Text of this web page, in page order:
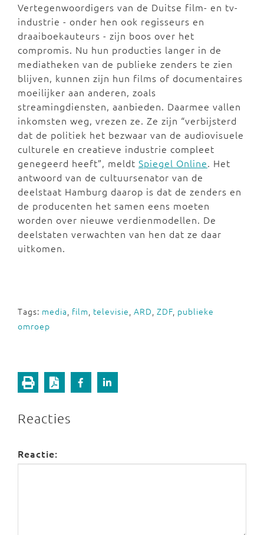
Vertegenwoordigers van de Duitse film- en tv-
industrie - onder hen ook regisseurs en
draaiboekauteurs - zijn boos over het
compromis. Nu hun producties langer in de
mediatheken van de publieke zenders te zien
blijven, kunnen zijn hun films of documentaires
moeilijker aan anderen, zoals
streamingdiensten, aanbieden. Daarmee vallen
inkomsten weg, vrezen ze. Ze zijn “verbijsterd
dat de politiek het bezwaar van de audiovisuele
culturele en creatieve industrie compleet
genegeerd heeft”, meldt Spiegel Online. Het
antwoord van de cultuursenator van de
deelstaat Hamburg daarop is dat de zenders en
de producenten het samen eens moeten
worden over nieuwe verdienmodellen. De
deelstaten verwachten van hen dat ze daar
uitkomen.
Tags: media, film, televisie, ARD, ZDF, publieke
omroep
Reacties
Reactie: